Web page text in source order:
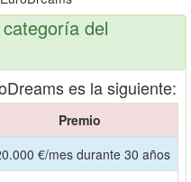
del
es la siguiente:
Premio
€/mes durante 30 años